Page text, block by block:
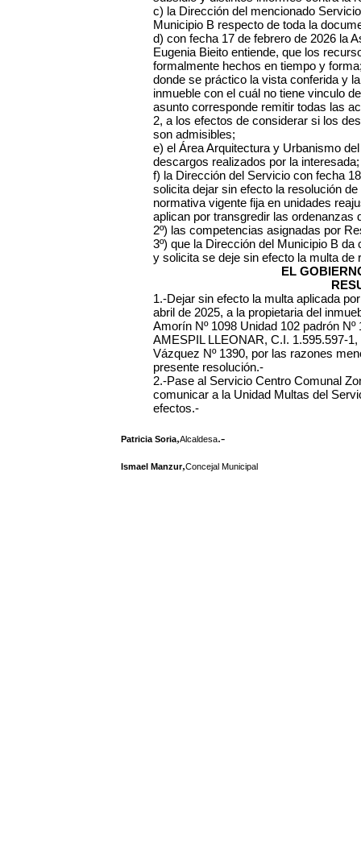
c) la Dirección del mencionado
Municipio B respecto de toda la
d) con fecha 17 de febrero de 2026 la
Eugenia Bieito entiende, que los
formalmente hechos en tiempo y
donde se práctico la vista conferida y
inmueble con el cuál no tiene vinculo
asunto corresponde remitir todas las
2, a los efectos de considerar si los
son admisibles;
e) el Área Arquitectura y Urbanismo
descargos realizados por la interesada;
f) la Dirección del Servicio con fecha
solicita dejar sin efecto la resolución de
normativa vigente fija en unidades
aplican por transgredir las ordenanzas
2º) las competencias asignadas por
3º) que la Dirección del Municipio B
y solicita se deje sin efecto la multa de
EL
1.-Dejar sin efecto la multa aplicada
abril de 2025, a la propietaria del
Amorín Nº 1098 Unidad 102 padrón
AMESPIL LLEONAR, C.I. 1.595.597-
Vázquez Nº 1390, por las razones
presente resolución.-
2.-Pase al Servicio Centro Comunal
comunicar a la Unidad Multas del
efectos.-
Patricia Soria,Alcaldesa.-
Ismael Manzur,Concejal Municipal